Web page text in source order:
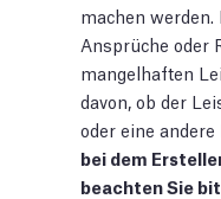
machen
Ansprüche oder
mangelhaften
davon, ob der
oder eine
bei dem
beachten Sie